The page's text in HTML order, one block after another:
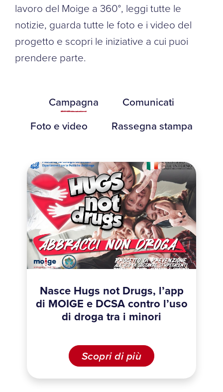
lavoro del Moige a 360°, leggi tutte le
notizie, guarda tutte le foto e i video del
progetto e scopri le iniziative a cui puoi
prendere parte.
Campagna
Comunicati
Foto e video
Rassegna stampa
Nasce Hugs not Drugs, l’app
di MOIGE e DCSA contro l’uso
di droga tra i minori
Scopri di più